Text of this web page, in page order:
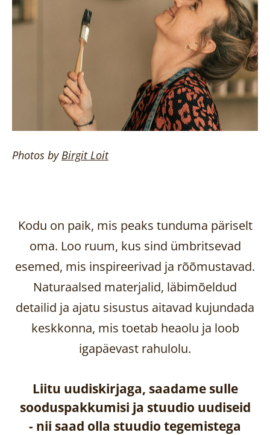
Photos byBirgitLoit
Kodu on paik, mis peaks tunduma päriselt
oma. Loo ruum, kus sind ümbritsevad
esemed, mis inspireerivad ja rõõmustavad.
Naturaalsed materjalid, läbimõeldud
detailid ja ajatu sisustus aitavad kujundada
keskkonna, mis toetab heaolu ja loob
igapäevast rahulolu.
Liitu uudiskirjaga, saadame sulle
sooduspakkumisi ja stuudio uudiseid
- nii saad olla stuudio tegemistega